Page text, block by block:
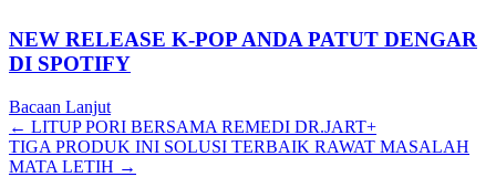
NEW RELEASE K-POP ANDA PATUT DENGAR
DI SPOTIFY
Bacaan Lanjut
Posts
navigation
← LITUP PORI BERSAMA REMEDI DR.JART+
TIGA PRODUK INI SOLUSI TERBAIK RAWAT MASALAH
MATA LETIH →